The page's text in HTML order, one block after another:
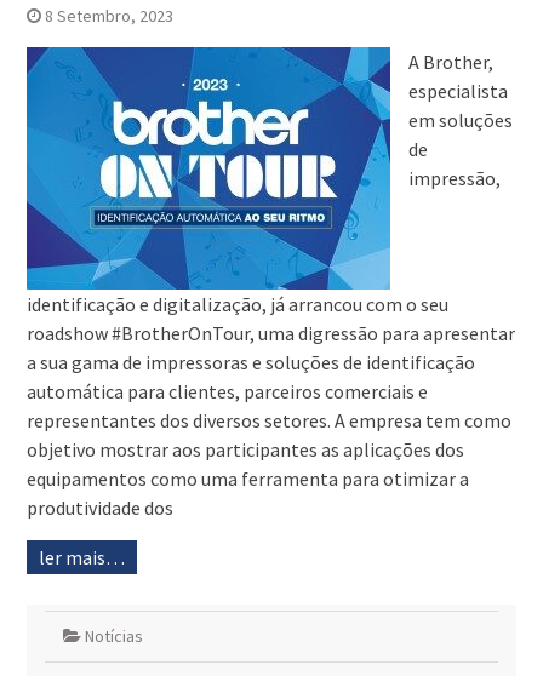
8 Setembro, 2023
A Brother,
especialista
em soluções
de
impressão,
identificação e digitalização, já arrancou com o seu
roadshow #BrotherOnTour, uma digressão para apresentar
a sua gama de impressoras e soluções de identificação
automática para clientes, parceiros comerciais e
representantes dos diversos setores. A empresa tem como
objetivo mostrar aos participantes as aplicações dos
equipamentos como uma ferramenta para otimizar a
produtividade dos
ler mais…
Notícias